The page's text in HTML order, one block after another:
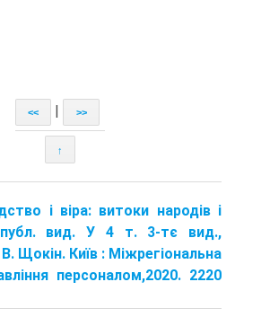
<< >>
↑
і віра: витоки народів і
публ. вид. У 4 т. 3-тє вид.,
Щокін. Київ : Міжрегіональна
персоналом,2020. 2220